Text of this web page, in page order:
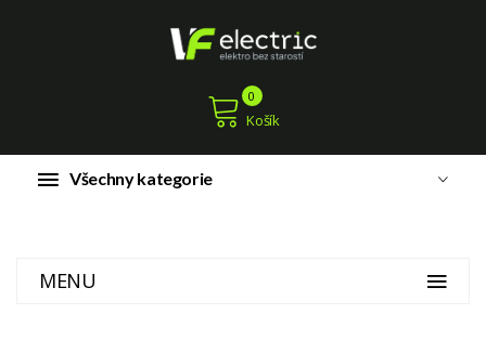
Košík
0
Všechny kategorie
MENU